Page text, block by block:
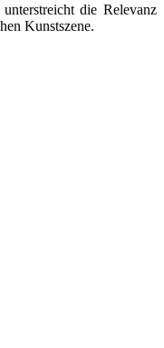
die Relevanz
Kunstszene.